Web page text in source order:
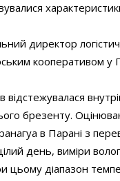
директор
кооперативом у
відстежувалася
брезенту.
в Парані з
день, виміри
цьому діапазон